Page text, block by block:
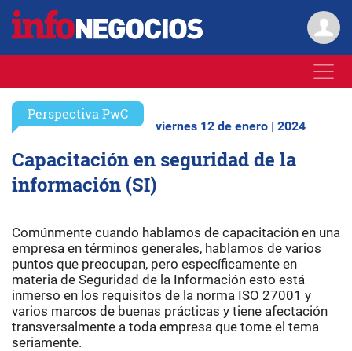
Perspectiva PwC
viernes 12 de enero | 2024
Capacitación en seguridad de la
información (SI)
Comúnmente cuando hablamos de capacitación en una
empresa en términos generales, hablamos de varios
puntos que preocupan, pero específicamente en
materia de Seguridad de la Información esto está
inmerso en los requisitos de la norma ISO 27001 y
varios marcos de buenas prácticas y tiene afectación
transversalmente a toda empresa que tome el tema
seriamente.